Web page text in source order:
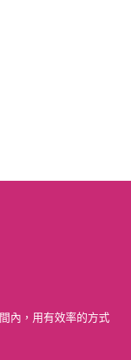
內，用有效率的方式